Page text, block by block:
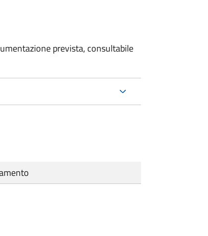
prevista, consultabile